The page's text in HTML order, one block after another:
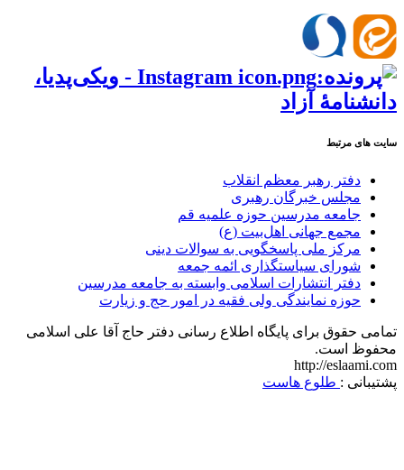
سایت های مرتبط
دفتر رهبر معظم انقلاب
مجلس خبرگان رهبری
جامعه مدرسین حوزه علمیه قم
مجمع جهانی اهل‌بیت (ع)
مرکز ملی پاسخگویی به سوالات دینی
شورای سیاستگذاری ائمه جمعه
دفتر انتشارات اسلامی وابسته به جامعه مدرسین
حوزه نمایندگی ولی فقیه در امور حج و زیارت
تمامی حقوق برای پایگاه اطلاع رسانی دفتر حاج آقا علی اسلامی
محفوظ است.
http://eslaami.com
پشتیبانی : طلوع هاست